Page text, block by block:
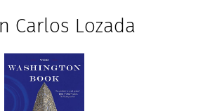
Carlos Lozada